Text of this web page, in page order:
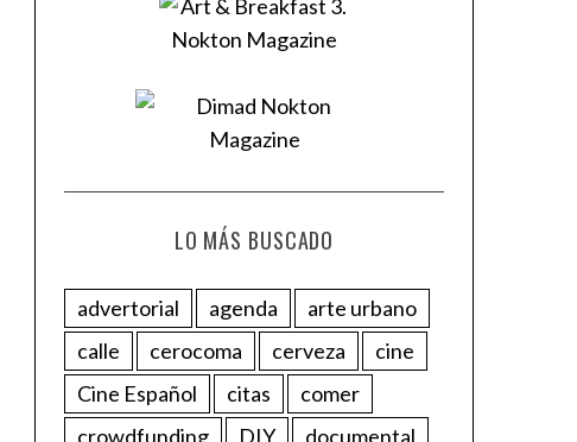
LO MÁS BUSCADO
advertorial agenda
arte urbano
calle
cerocoma cerveza
cine
Cine Español
citas
comer
crowdfunding
DIY
documental